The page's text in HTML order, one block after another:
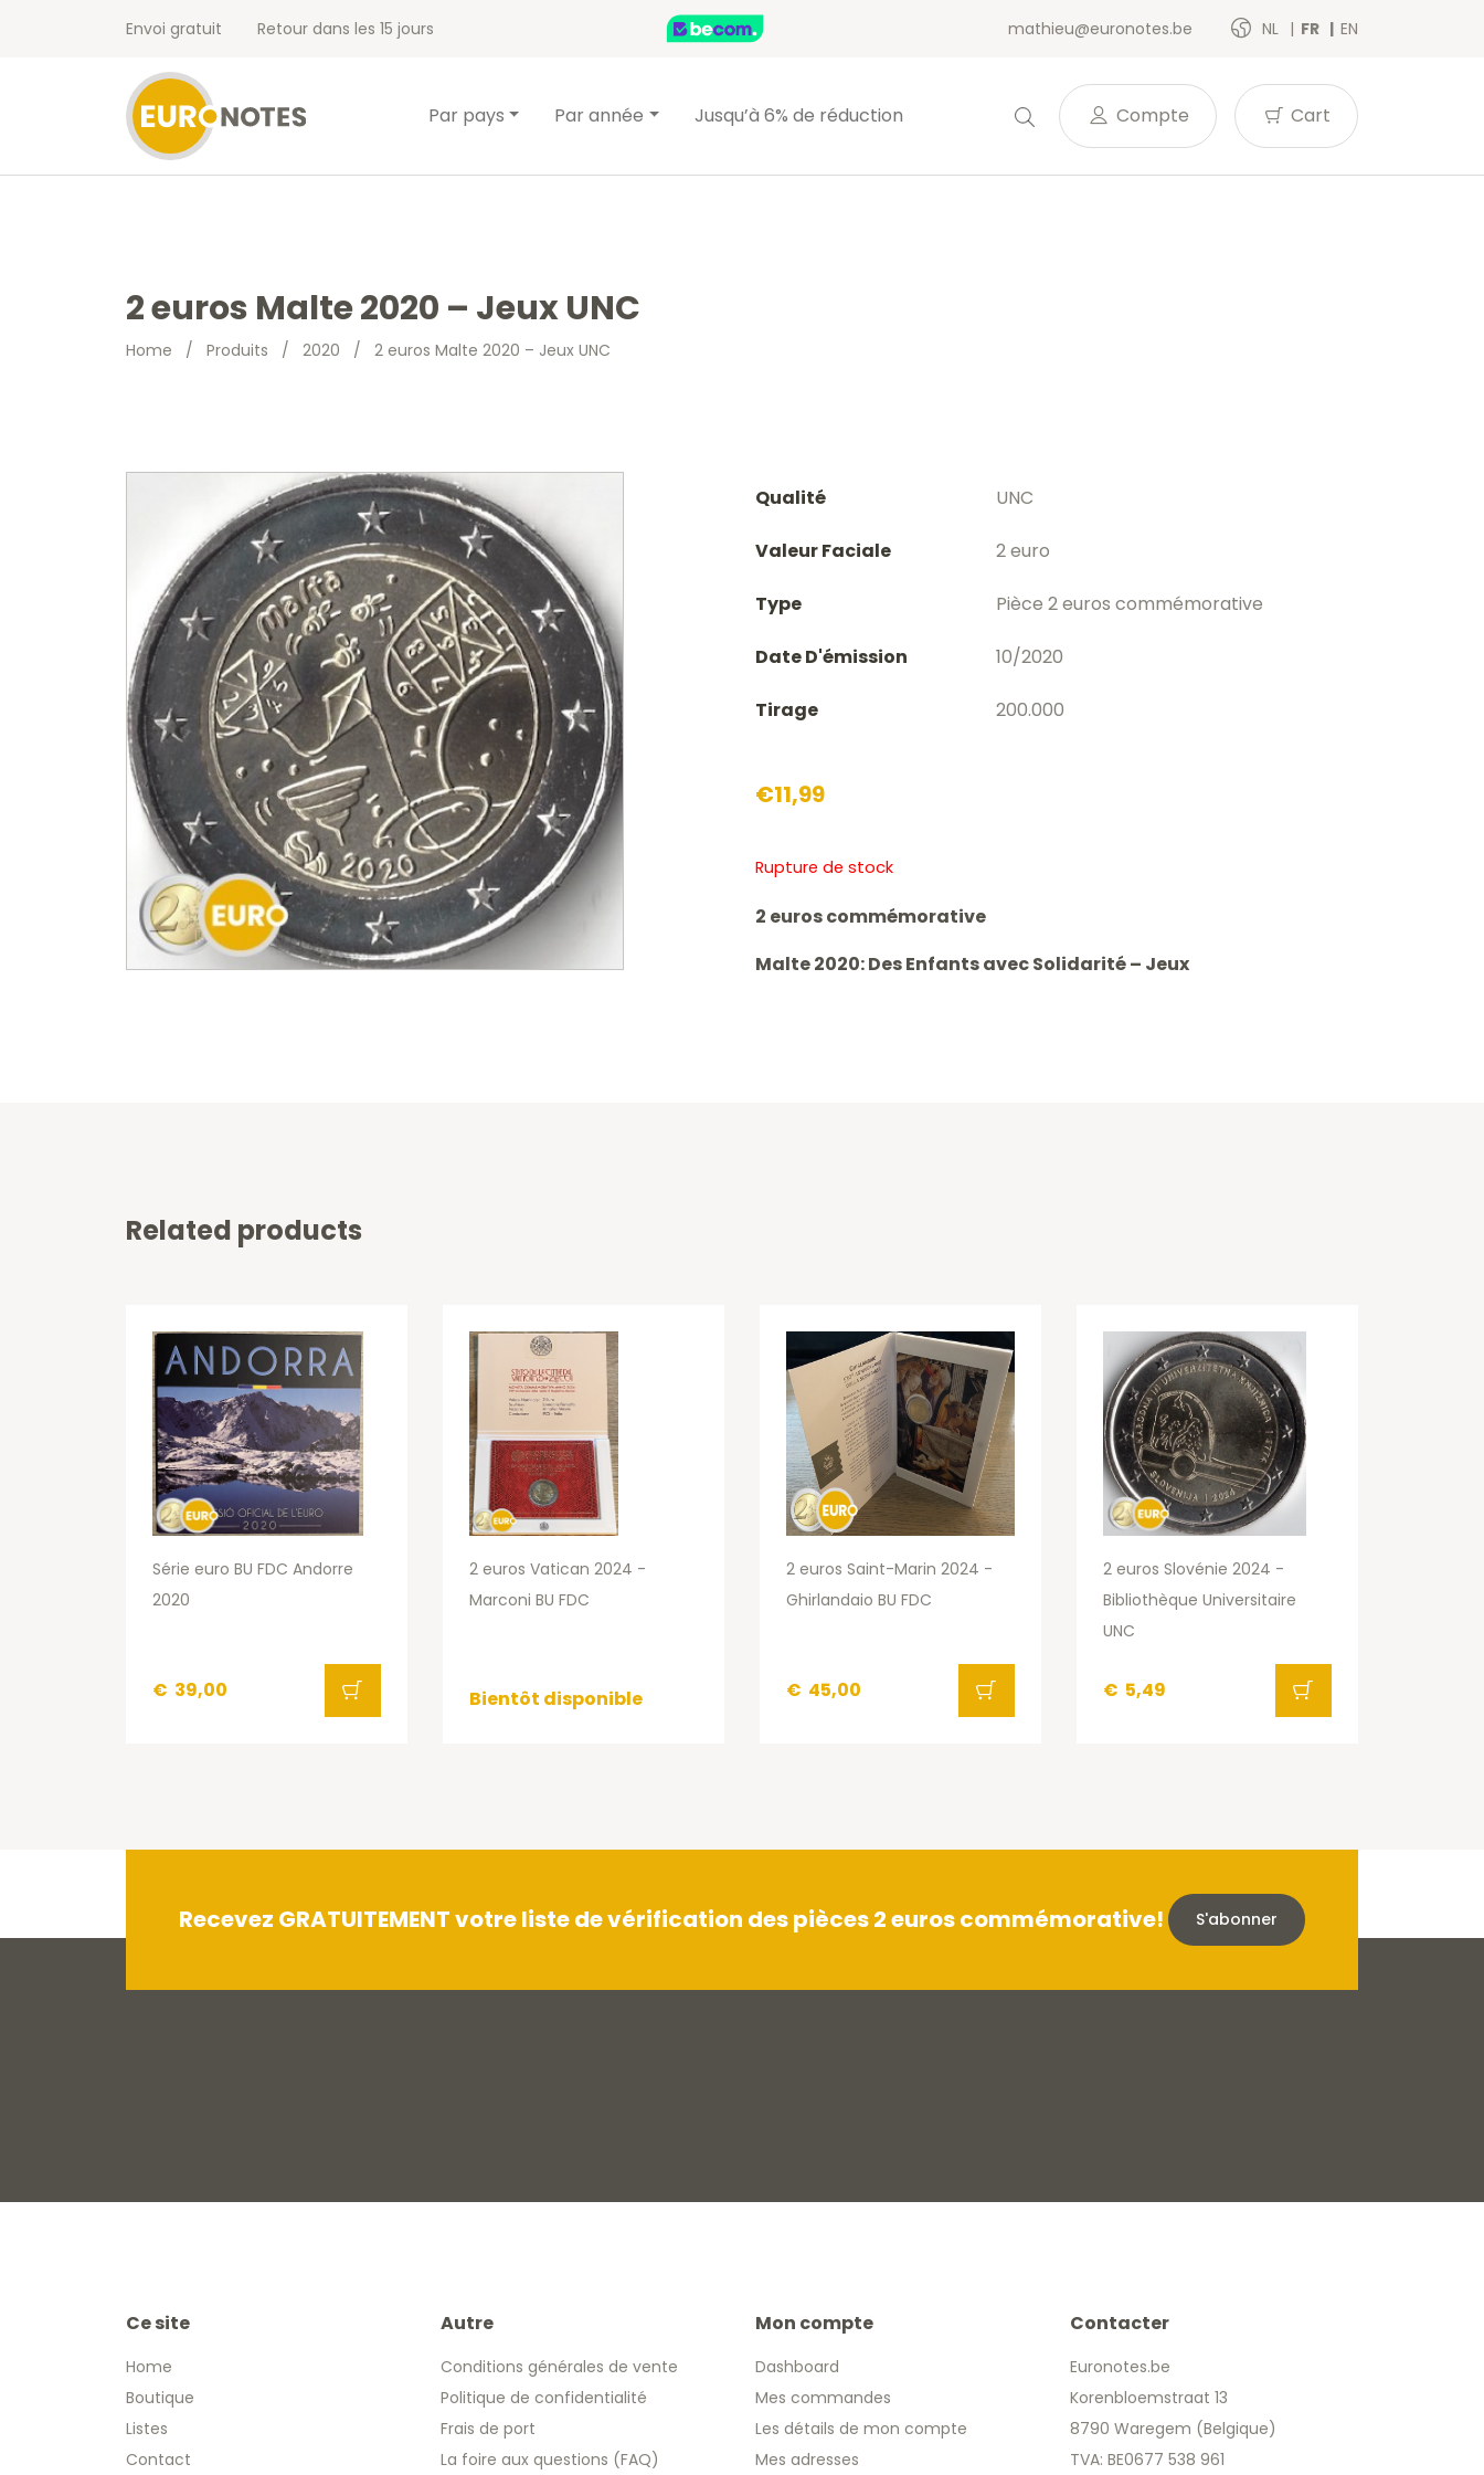
Envoi gratuit Retour dans les 15 jours mathieu@euronotes.be NL FR EN
Par pays Par année Jusqu’à 6% de réduction Compte Cart
2 euros Malte 2020 – Jeux UNC
Home / Produits / 2020 / 2 euros Malte 2020 – Jeux UNC
Qualité UNC
Valeur Faciale 2 euro
Type Pièce 2 euros commémorative
Date D'émission 10/2020
Tirage 200.000
€11,99
Rupture de stock
2 euros commémorative
Malte 2020: Des Enfants avec Solidarité – Jeux
Related products
Série euro BU FDC Andorre
2020
€ 39,00
2 euros Vatican 2024 -
Marconi BU FDC
Bientôt disponible
2 euros Saint-Marin 2024 -
Ghirlandaio BU FDC
€ 45,00
2 euros Slovénie 2024 -
Bibliothèque Universitaire
UNC
€ 5,49
Recevez GRATUITEMENT votre liste de vérification des pièces 2 euros commémorative! S'abonner
Ce site
Home
Boutique
Listes
Contact
Autre
Conditions générales de vente
Politique de confidentialité
Frais de port
La foire aux questions (FAQ)
Mon compte
Dashboard
Mes commandes
Les détails de mon compte
Mes adresses
Contacter
Euronotes.be
Korenbloemstraat 13
8790 Waregem (Belgique)
TVA: BE0677 538 961